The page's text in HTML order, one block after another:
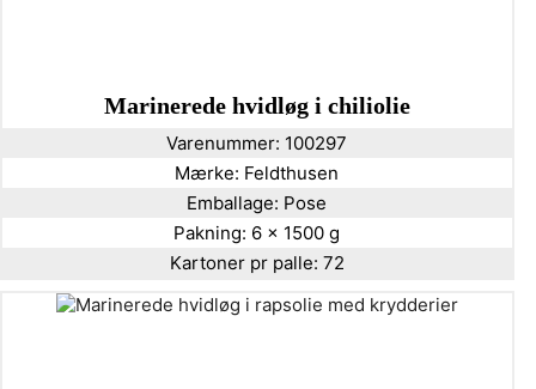
Marinerede hvidløg i chiliolie
Varenummer: 100297
Mærke: Feldthusen
Emballage: Pose
Pakning: 6 x 1500 g
Kartoner pr palle: 72